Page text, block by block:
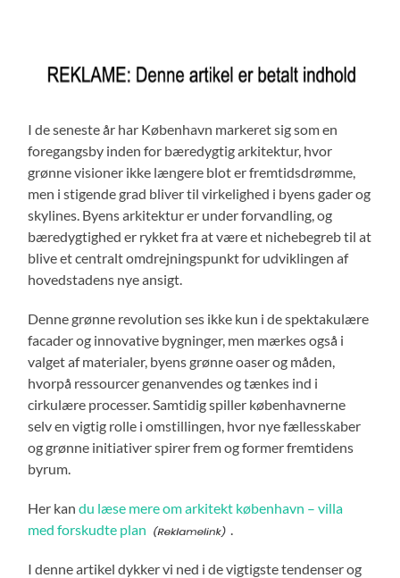
I de seneste år har København markeret sig som en
foregangsby inden for bæredygtig arkitektur, hvor
grønne visioner ikke længere blot er fremtidsdrømme,
men i stigende grad bliver til virkelighed i byens gader og
skylines. Byens arkitektur er under forvandling, og
bæredygtighed er rykket fra at være et nichebegreb til at
blive et centralt omdrejningspunkt for udviklingen af
hovedstadens nye ansigt.
Denne grønne revolution ses ikke kun i de spektakulære
facader og innovative bygninger, men mærkes også i
valget af materialer, byens grønne oaser og måden,
hvorpå ressourcer genanvendes og tænkes ind i
cirkulære processer. Samtidig spiller københavnerne
selv en vigtig rolle i omstillingen, hvor nye fællesskaber
og grønne initiativer spirer frem og former fremtidens
byrum.
Her kandu læse mere om arkitekt københavn – villa
med forskudte plan
I denne artikel dykker vi ned i de vigtigste tendenser og